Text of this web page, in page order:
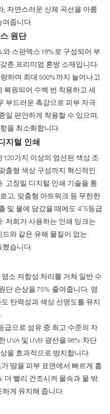
, 자연스러운 신체 곡선을 아름
여줍니다.
원단
스판덱스 18%로 구성되어 부
춘 프리미엄 혼방 소재입니다.
하며 최대 500%까지 늘어나고
원되어 수백 번 착용하고 세
부드러운 촉감으로 피부 자극
일 편안하게 착용할 수 있으며,
을 최소화합니다.
지털 인쇄
가지 이상의 엄선된 색상 조
춤형 색상 구성까지 혁신적인
고정밀 디지털 인쇄 기술을 통
고, 맞춤형 아트워크 등 무한한
및 물에 담갔을 때에도 4~5등급
저희가 사용하는 인쇄 잉크는
와 같은 유해 물질이 없는
했습니다.
소 저항성 처리를 거쳐 일반 수
단 손상을 75% 줄여줍니다. 염
탄력성과 색상 선명도를 유지
급으로 섬유 중 최고 수준의 자
UVA 및 UVB 광선을 98% 차단
을 효과적으로 방지합니다.
땀을 피부 표면에서 빠르게 흡
더 빨리 건조시켜 물속과 물 밖
게 유지해 줍니다.